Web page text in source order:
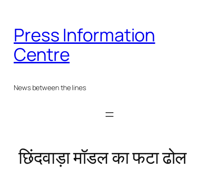
content
Press Information
Centre
News between the lines
छिंदवाड़ा मॉडल का फटा ढोल